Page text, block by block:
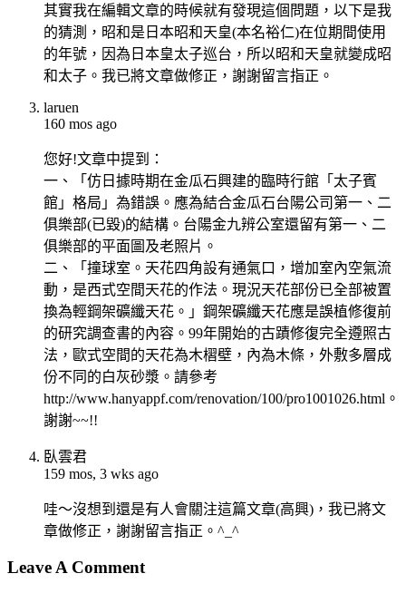
其實我在編輯文章的時候就有發現這個問題，以下是我
的猜測，昭和是日本昭和天皇(本名裕仁)在位期間使用
的年號，因為日本皇太子巡台，所以昭和天皇就變成昭
和太子。我已將文章做修正，謝謝留言指正。
laruen
160 mos ago
您好!文章中提到：
一、「仿日據時期在金瓜石興建的臨時行館「太子賓
館」格局」為錯誤。應為結合金瓜石台陽公司第一、二
俱樂部(已毀)的結構。台陽金九辨公室還留有第一、二
俱樂部的平面圖及老照片。
二、「撞球室。天花四角設有通氣口，增加室內空氣流
動，是西式空間天花的作法。現況天花部份已全部被置
換為輕鋼架礦纖天花。」鋼架礦纖天花應是誤植修復前
的研究調查書的內容。99年開始的古蹟修復完全遵照古
法，歐式空間的天花為木槢壁，內為木條，外敷多層成
份不同的白灰砂漿。請參考
http://www.hanyappf.com/renovation/100/pro1001026.html。
謝謝~~!!
臥雲君
159 mos, 3 wks ago
哇～沒想到還是有人會關注這篇文章(高興)，我已將文
章做修正，謝謝留言指正。^_^
Leave A Comment